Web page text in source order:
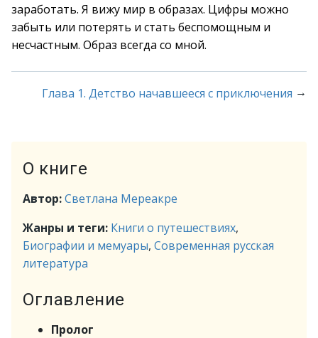
заработать. Я вижу мир в образах. Цифры можно
забыть или потерять и стать беспомощным и
несчастным. Образ всегда со мной.
Глава 1. Детство начавшееся с приключения →
О книге
Автор:Светлана Мереакре
Жанры и теги: Книги о путешествиях,
Биографии и мемуары, Современная русская
литература
Оглавление
Пролог